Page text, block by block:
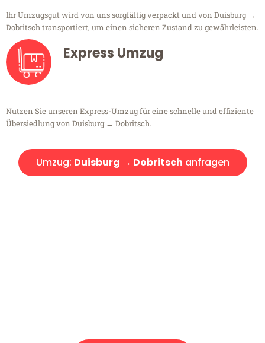
Ihr Umzugsgut wird von uns sorgfältig verpackt und von Duisburg →
Dobritsch transportiert, um einen sicheren Zustand zu gewährleisten.
Express Umzug
Nutzen Sie unseren Express-Umzug für eine schnelle und effiziente
Übersiedlung von Duisburg → Dobritsch.
Umzug: Duisburg → Dobritsch anfragen